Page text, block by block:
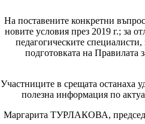
На поставените конкретни
новите условия през 2019 г.; за
педагогическите
подготовката на Правилата
Участниците в срещата останаха
полезна информация по
Маргарита ТУРЛАКОВА,